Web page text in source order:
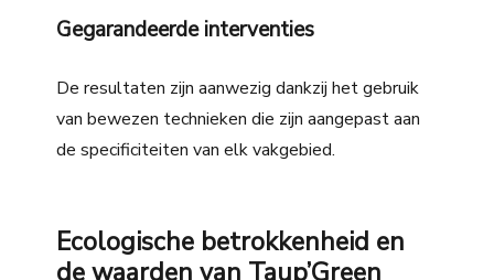
Gegarandeerde interventies
De resultaten zijn aanwezig dankzij het gebruik
van bewezen technieken die zijn aangepast aan
de specificiteiten van elk vakgebied.
Ecologische betrokkenheid en
de waarden van Taup’Green